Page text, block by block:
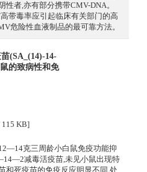
性者,亦有部分携带CMV-DNA。
带毒率应引起临床有关部门的高
危险性血液制品的最可靠方法。
(SA_(14)-14-
的致病性和免
115 KB]
克三周龄小白鼠免疫功能抑
减毒活疫苗,未见小鼠出现特
和死疫苗的免疫反应明显不同,处